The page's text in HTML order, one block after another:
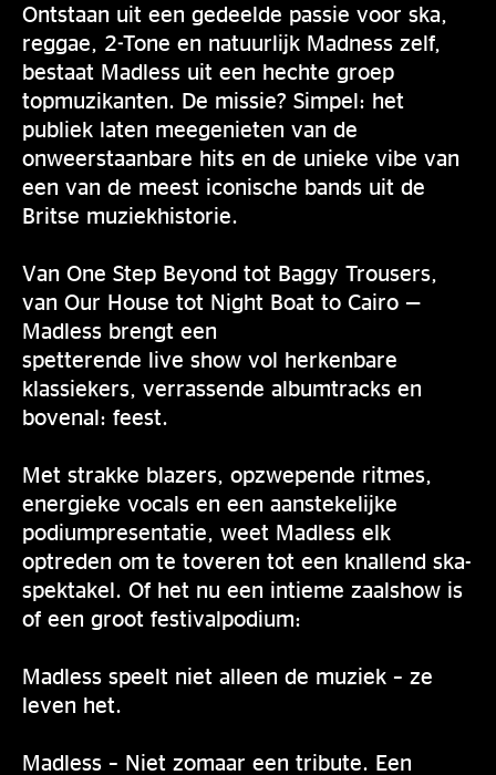
Ontstaan uit een gedeelde passie voor ska,
reggae, 2-Tone en natuurlijk Madness zelf,
bestaat Madless uit een hechte groep
topmuzikanten. De missie? Simpel: het
publiek laten meegenieten van de
onweerstaanbare hits en de unieke vibe van
een van de meest iconische bands uit de
Britse muziekhistorie.
Van One Step Beyond tot Baggy Trousers,
van Our House tot Night Boat to Cairo —
Madless brengt een
spetterende live show vol herkenbare
klassiekers, verrassende albumtracks en
bovenal: feest.
Met strakke blazers, opzwepende ritmes,
energieke vocals en een aanstekelijke
podiumpresentatie, weet Madless elk
optreden om te toveren tot een knallend ska-
spektakel. Of het nu een intieme zaalshow is
of een groot festivalpodium:
Madless speelt niet alleen de muziek – ze
leven het.
Madless – Niet zomaar een tribute. Een